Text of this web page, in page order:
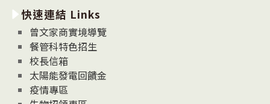
消
息
News
快速連結 Links
曾文家商實境導覽
餐管科特色招生
校長信箱
太陽能發電回饋金
疫情專區